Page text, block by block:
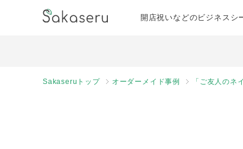
開店祝いなどのビジネスシ
Sakaseruトップ オーダーメイド事例 「ご友人のネ